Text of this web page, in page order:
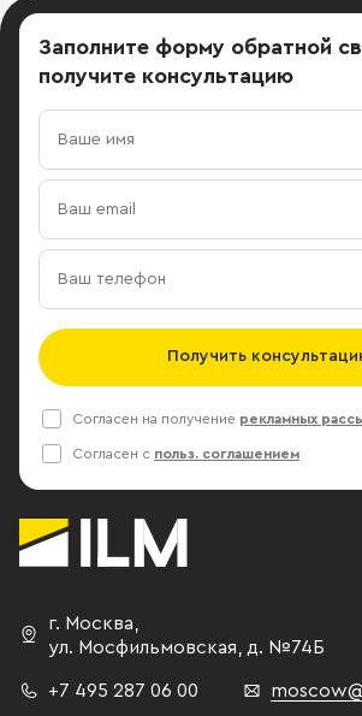
Заполните форму обратной
получите консультацию
Получить
Согласен на получение рекламных
Согласен с польз. соглашением
г. Москва
ул. Мосфильмовская,
д. №74Б
+7 495 287 06 00